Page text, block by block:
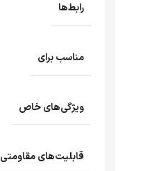
رابط‌ها
مناسب برای
ویژگی‌های خاص
قابلیت‌های مقاومتی